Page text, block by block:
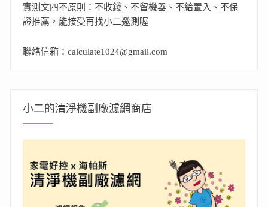
實測文四不原則：不收錢、不留機器、不給置入、不保
證推薦，能接受再找小二邀測喔
聯絡信箱：calculate1024@gmail.com
小二的清淨機副廠濾網商店